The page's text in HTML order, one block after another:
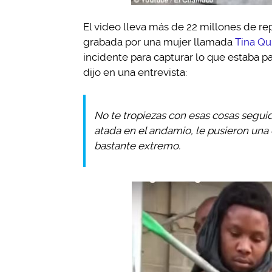
El video lleva más de 22 millones de
grabada por una mujer llamada Tina
incidente para capturar lo que estaba
dijo en una entrevista:
No te tropiezas con esas cosas
atada en el andamio, le pusieron
bastante extremo.